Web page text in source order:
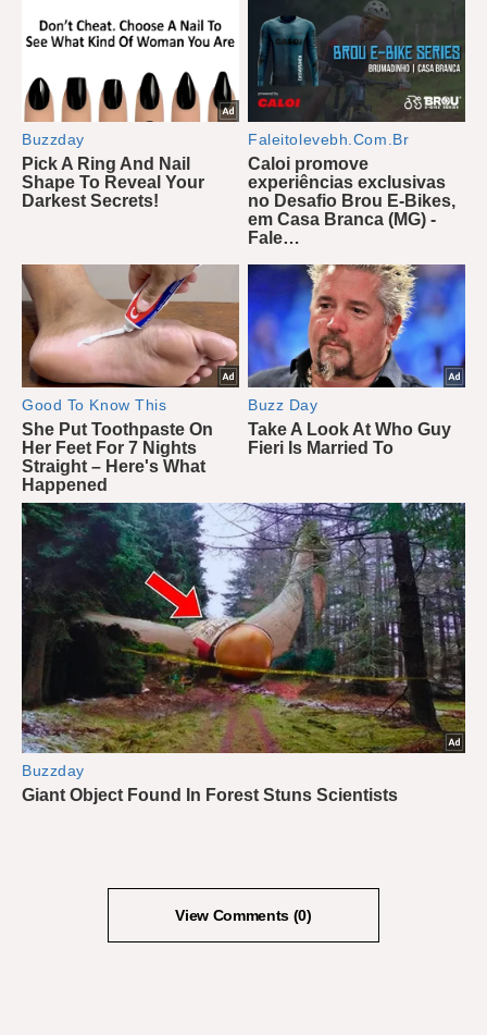
View Comments (0)